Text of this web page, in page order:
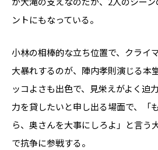
ントにもなっている。
小林の相棒的な立ち位置で、クライ
大暴れするのが、陣内孝則演じる本
ッコよさも出色で、見栄えがよく迫
力を貸したいと申し出る場面で、「
ら、奥さんを大事にしろよ」と言う
で抗争に参戦する。